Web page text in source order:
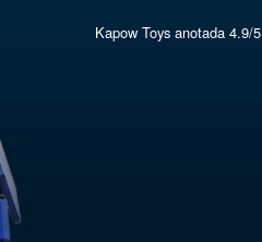
Kapow Toys anotada4.9/5